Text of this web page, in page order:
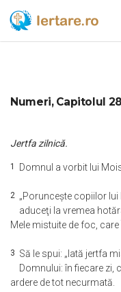
Numeri, Capitolul 28
Jertfa zilnică.
1 Domnul a vorbit lui
2 „Porunceşte copiilor lui
aduceţi la vremea
Mele mistuite de foc,
3 Să le spui: „Iată jertfa
Domnului: în fiecare zi,
ardere de tot necurmată.